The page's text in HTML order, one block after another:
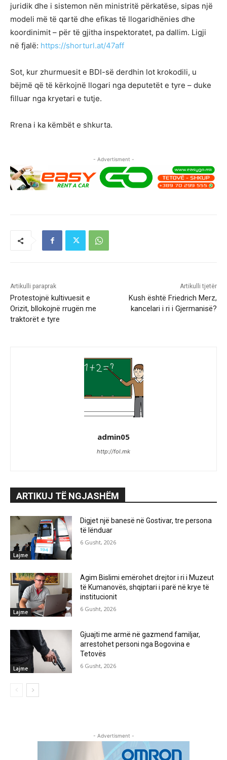
juridik dhe i sistemon nën ministritë përkatëse, sipas një
modeli më të qartë dhe efikas të llogaridhënies dhe
koordinimit – për të gjitha inspektoratet, pa dallim. Ligji
në fjalë: https://shorturl.at/47aff
Sot, kur zhurmuesit e BDI-së derdhin lot krokodili, u
bëjmë që të kërkojnë llogari nga deputetët e tyre – duke
filluar nga kryetari e tutje.
Rrena i ka këmbët e shkurta.
- Advertisment -
Artikulli paraprak
Protestojnë kultivuesit e
Orizit, bllokojnë rrugën me
traktorët e tyre
Artikulli tjetër
Kush është Friedrich Merz,
kancelari i ri i Gjermanisë?
admin05
http://fol.mk
ARTIKUJ TË NGJASHËM
Lajme
Digjet një banesë në Gostivar, tre persona
të lënduar
6 Gusht, 2026
Lajme
Agim Bislimi emërohet drejtor i ri i Muzeut
të Kumanovës, shqiptari i parë në krye të
institucionit
6 Gusht, 2026
Lajme
Gjuajti me armë në gazmend familjar,
arrestohet personi nga Bogovina e
Tetovës
6 Gusht, 2026
- Advertisment -